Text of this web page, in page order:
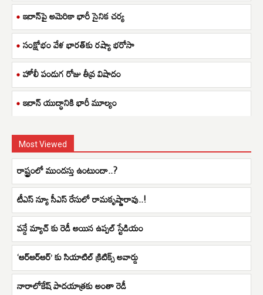
ఇరాన్‌పై అమెరికా భారీ సైనిక చర్య
సంక్షోభం వేళ భారత్‌కు రష్యా భరోసా
హోలీ పండుగ రోజు తీవ్ర విషాదం
ఇరాన్ యుద్ధానికి భారీ మూల్యం
Most Viewed
రాష్ట్రంలో ముందస్తు ఉంటుందా..?
టీఎస్ న్యూ సీఎస్ రేసులో రామకృష్ణారావు..!
వన్డే మ్యాచ్ కు రెడీ అయిన ఉప్పల్ స్టేడియం
‘ఆర్ఆర్ఆర్’ కు సియాటిల్ క్రిటిక్స్ అవార్డు
నారాలోకేష్ పాదయాత్రకు అంతా రెడీ